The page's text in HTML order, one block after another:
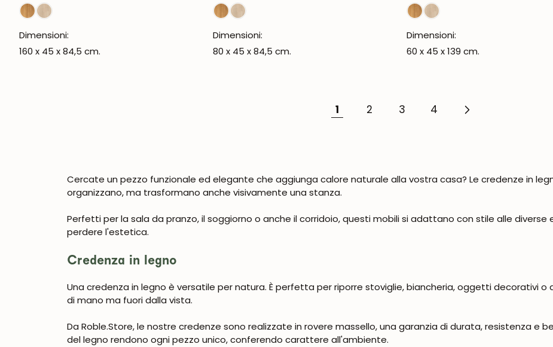
Dimensioni:
160 x 45 x 84,5 cm.
Dimensioni:
80 x 45 x 84,5 cm.
Dimensioni:
60 x 45 x 139 cm.
1 2 3 4
Cercate un pezzo funzionale ed elegante che aggiunga calore naturale alla vostra casa? Le credenze in
organizzano, ma trasformano anche visivamente una stanza.
Perfetti per la sala da pranzo, il soggiorno o anche il corridoio, questi mobili si adattano con stile alle
perdere l'estetica.
Credenza in legno
Una credenza in legno è versatile per natura. È perfetta per riporre stoviglie, biancheria, oggetti decorativi
di mano ma fuori dalla vista.
Da Roble.Store, le nostre credenze sono realizzate in rovere massello, una garanzia di durata, resistenza e
del legno rendono ogni pezzo unico, conferendo carattere all'ambiente.
Novità e vantaggi riservati agli iscritti.